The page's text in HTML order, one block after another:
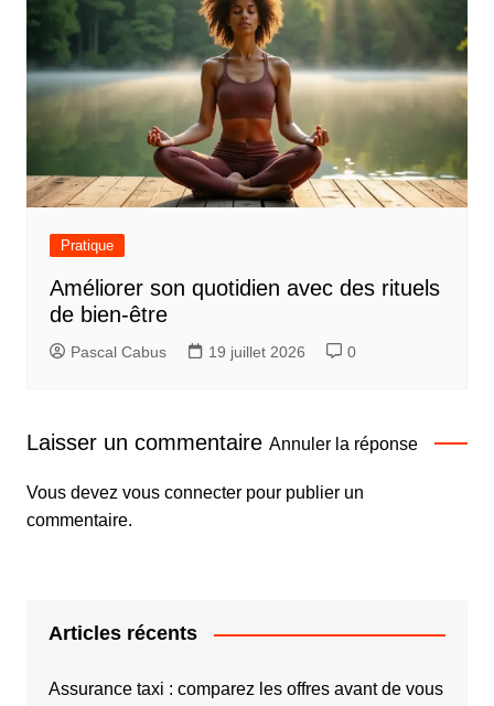
Pratique
Améliorer son quotidien avec des rituels
de bien-être
Pascal Cabus 19 juillet 2026 0
Laisser un commentaire Annuler la réponse
Vous devez vous connecterpour publier un
commentaire.
Articles récents
Assurance taxi : comparez les offres avant de vous